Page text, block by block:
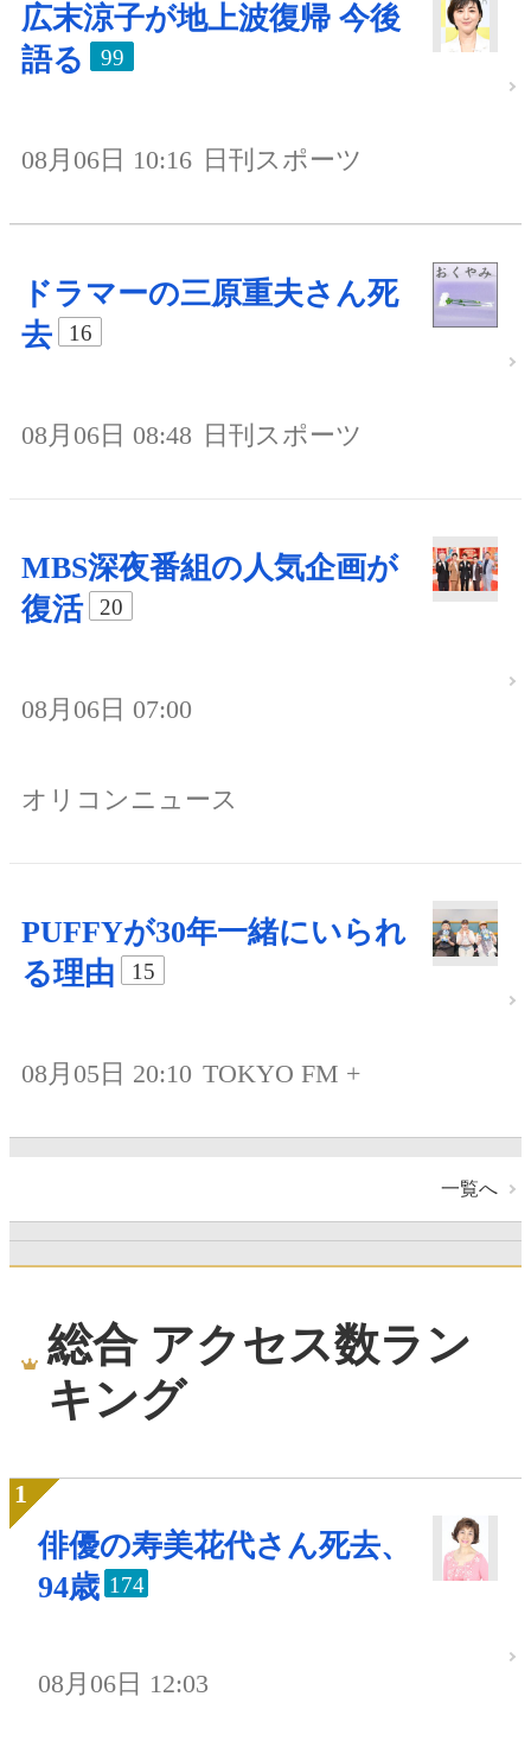
広末涼子が地上波復帰 今後
語る
99
08月06日 10:16 日刊スポーツ
ドラマーの三原重夫さん死
去
16
08月06日 08:48 日刊スポーツ
MBS深夜番組の人気企画が
復活
20
08月06日 07:00
オリコンニュース
PUFFYが30年一緒にいられ
る理由
15
08月05日 20:10 TOKYO FM +
一覧へ
総合 アクセス数ラン
キング
俳優の寿美花代さん死去、
94歳 174
08月06日 12:03